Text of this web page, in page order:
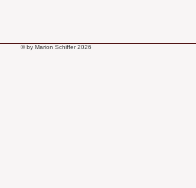
© by Marion Schiffer 2026